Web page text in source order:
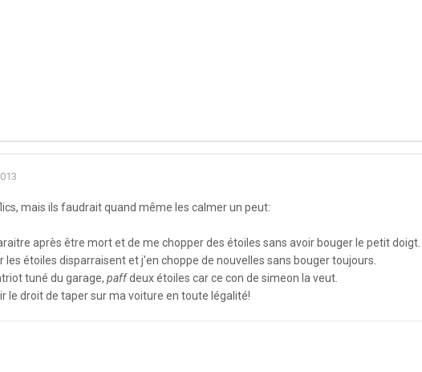
mais ils faudrait quand même les calmer un peut:
après être mort et de me chopper des étoiles sans avoir bouger le petit doigt.
les étoiles disparraisent et j'en choppe de nouvelles sans bouger toujours.
tuné du garage, paffdeux étoiles car ce con de simeon la veut.
le droit de taper sur ma voiture en toute légalité!